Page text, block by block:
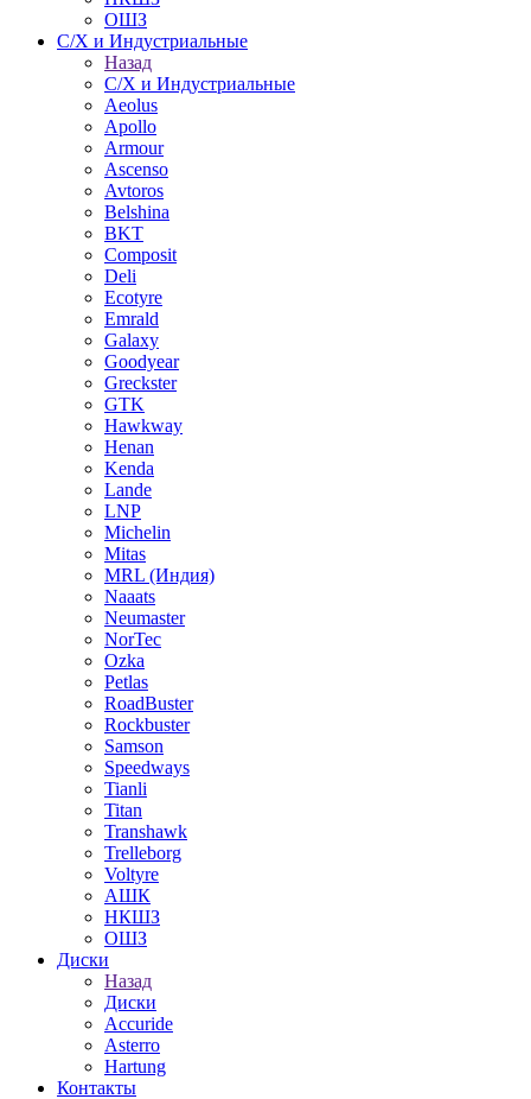
ОШЗ
С/Х и Индустриальные
Назад
С/Х и Индустриальные
Aeolus
Apollo
Armour
Ascenso
Avtoros
Belshina
BKT
Composit
Deli
Ecotyre
Emrald
Galaxy
Goodyear
Greckster
GTK
Hawkway
Henan
Kenda
Lande
LNP
Michelin
Mitas
MRL (Индия)
Naaats
Neumaster
NorTec
Ozka
Petlas
RoadBuster
Rockbuster
Samson
Speedways
Tianli
Titan
Transhawk
Trelleborg
Voltyre
АШК
НКШЗ
ОШЗ
Диски
Назад
Диски
Accuride
Asterro
Hartung
Контакты